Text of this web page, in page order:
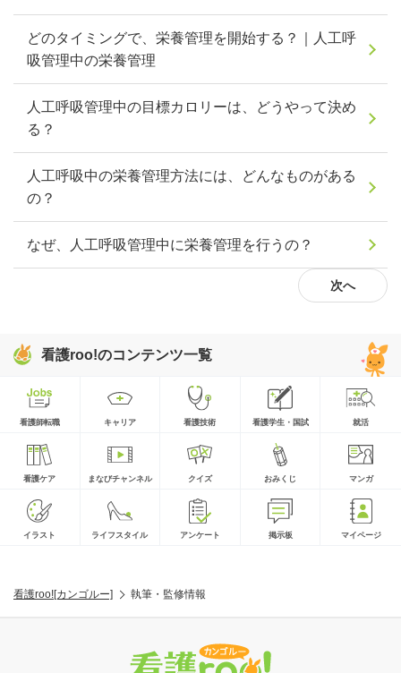
どのタイミングで、栄養管理を開始する？｜人工呼
吸管理中の栄養管理
人工呼吸管理中の目標カロリーは、どうやって決め
る？
人工呼吸中の栄養管理方法には、どんなものがある
の？
なぜ、人工呼吸管理中に栄養管理を行うの？
次へ
看護roo!のコンテンツ一覧
看護師転職 キャリア 看護技術 看護学生・国試 就活
看護ケア まなびチャンネル クイズ おみくじ マンガ
イラスト ライフスタイル アンケート 掲示板 マイページ
看護roo![カンゴルー] 執筆・監修情報